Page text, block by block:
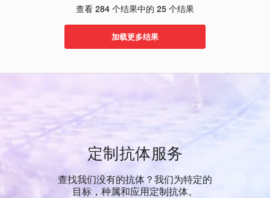
查看 284 个结果中的 25 个结果
加载更多结果
定制抗体服务
查找我们没有的抗体？我们为特定的
目标，种属和应用定制抗体。